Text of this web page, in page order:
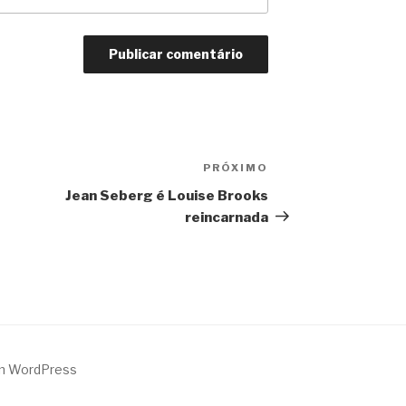
PRÓXIMO
Jean Seberg é Louise Brooks
reincarnada
WordPress